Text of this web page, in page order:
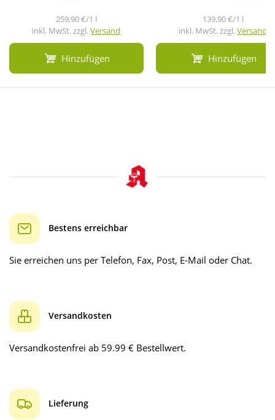
259,90 €/1 l
inkl. MwSt. zzgl.Versand
Hinzufügen
139,90 €/1 l
inkl. MwSt. zzgl.Versand
Hinzufügen
Bestens erreichbar
Sie erreichen uns per Telefon, Fax, Post, E-Mail oder Chat.
Versandkosten
Versandkostenfrei ab 59.99 € Bestellwert.
Lieferung